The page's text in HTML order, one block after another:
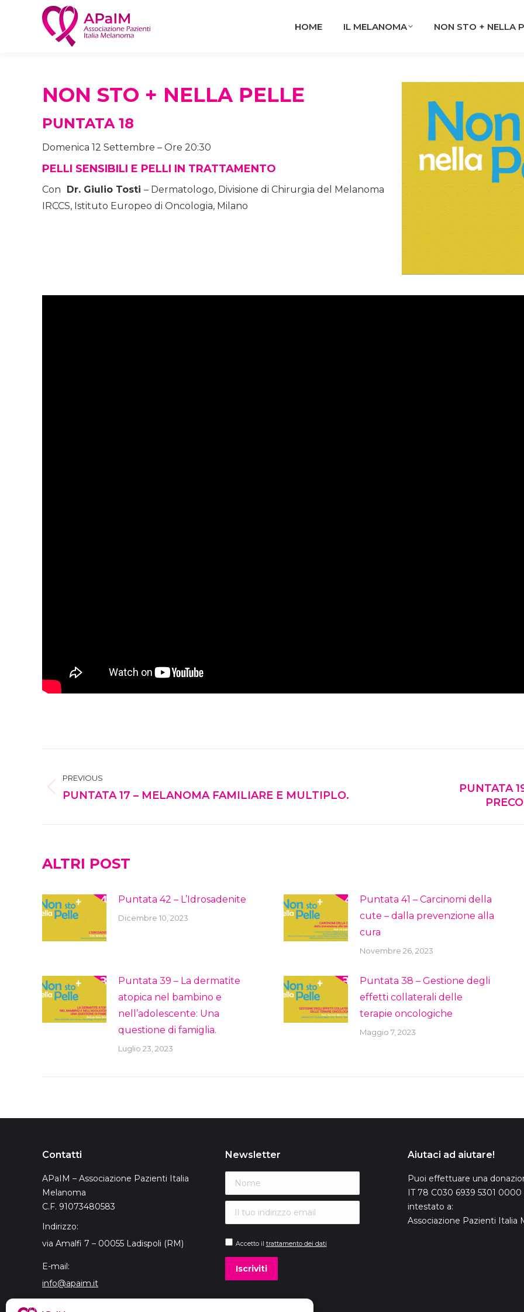
HOME IL MELANOMA NON STO + NELLA
NON STO + NELLA PELLE
PUNTATA 18
Domenica 12 Settembre – Ore 20:30
PELLI SENSIBILI E PELLI IN TRATTAMENTO
Con Dr. Giulio Tosti – Dermatologo, Divisione di Chirurgia del Melanoma
IRCCS, Istituto Europeo di Oncologia, Milano
NAVIGATION
PREVIOUS
Previous
PUNTATA 17 – MELANOMA FAMILIARE E MULTIPLO.
PUNTATA
ALTRI POST
Puntata 42 – L’Idrosadenite
Dicembre 10, 2023
Puntata 41 – Carcinomi della
cute – dalla prevenzione alla
cura
Novembre 26, 2023
Puntata 39 – La dermatite
atopica nel bambino e
nell’adolescente: Una
questione di famiglia.
Luglio 23, 2023
Puntata 38 – Gestione degli
effetti collaterali delle
terapie oncologiche
Maggio 7, 2023
Contatti
APaIM – Associazione Pazienti Italia
Melanoma
C.F. 91073480583
Indirizzo:
via Amalfi 7 – 00055 Ladispoli (RM)
E-mail:
info@apaim.it
Newsletter
Accetto il trattamento dei dati
Aiutaci ad aiutare!
Puoi effettuare una
IT 78 C030 6939 5301
intestato a:
Associazione Pazienti Italia